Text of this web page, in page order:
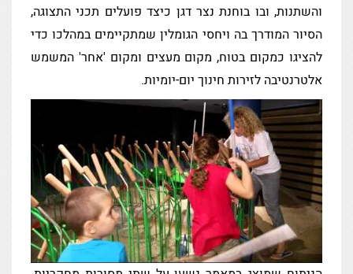
והשתנות, ובו בוחנת נצר דגן כיצד פועלים תכני התצוגה,
הסיור המודרך בה ויחסי הגומלין שמתקיימים במהלכו כדי
להציגו כמקום בטוח, מקום מעצים ומקום 'אחר' המשמש
אלטרנטיבה לזירות חינוך יום-יומיות.